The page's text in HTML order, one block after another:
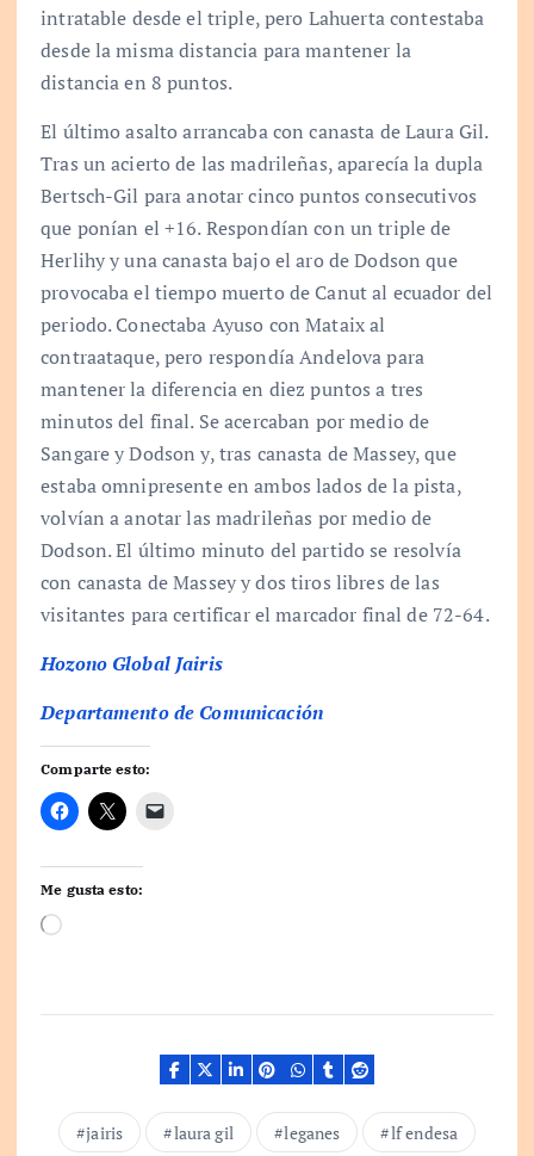
intratable desde el triple, pero Lahuerta contestaba
desde la misma distancia para mantener la
distancia en 8 puntos.
El último asalto arrancaba con canasta de Laura Gil.
Tras un acierto de las madrileñas, aparecía la dupla
Bertsch-Gil para anotar cinco puntos consecutivos
que ponían el +16. Respondían con un triple de
Herlihy y una canasta bajo el aro de Dodson que
provocaba el tiempo muerto de Canut al ecuador del
periodo. Conectaba Ayuso con Mataix al
contraataque, pero respondía Andelova para
mantener la diferencia en diez puntos a tres
minutos del final. Se acercaban por medio de
Sangare y Dodson y, tras canasta de Massey, que
estaba omnipresente en ambos lados de la pista,
volvían a anotar las madrileñas por medio de
Dodson. El último minuto del partido se resolvía
con canasta de Massey y dos tiros libres de las
visitantes para certificar el marcador final de 72-64.
Hozono Global Jairis
Departamento de Comunicación
Comparte esto:
Me gusta esto:
C
a
jairis laura gil leganes lf endesa